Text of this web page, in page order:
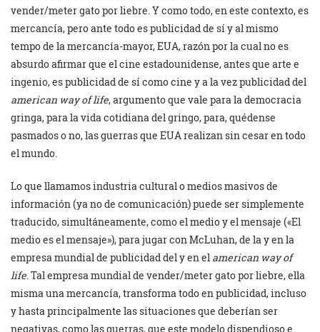
vender/meter gato por liebre. Y como todo, en este contexto, es
mercancía, pero ante todo es publicidad de sí y al mismo
tempo de la mercancía-mayor, EUA, razón por la cual no es
absurdo afirmar que el cine estadounidense, antes que arte e
ingenio, es publicidad de sí como cine y a la vez publicidad del
american way of life, argumento que vale para la democracia
gringa, para la vida cotidiana del gringo, para, quédense
pasmados o no, las guerras que EUA realizan sin cesar en todo
el mundo.
Lo que llamamos industria cultural o medios masivos de
información (ya no de comunicación) puede ser simplemente
traducido, simultáneamente, como el medio y el mensaje («El
medio es el mensaje»), para jugar con McLuhan, de la y en la
empresa mundial de publicidad del y en el american way of
life. Tal empresa mundial de vender/meter gato por liebre, ella
misma una mercancía, transforma todo en publicidad, incluso
y hasta principalmente las situaciones que deberían ser
negativas, como las guerras, que este modelo dispendioso e